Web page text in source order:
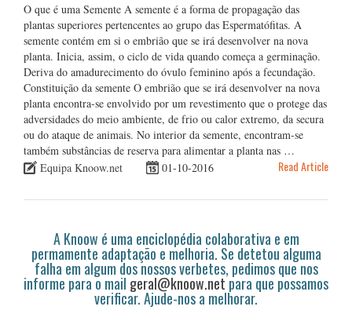
O que é uma Semente A semente é a forma de propagação das
plantas superiores pertencentes ao grupo das Espermatófitas. A
semente contém em si o embrião que se irá desenvolver na nova
planta. Inicia, assim, o ciclo de vida quando começa a germinação.
Deriva do amadurecimento do óvulo feminino após a fecundação.
Constituição da semente O embrião que se irá desenvolver na nova
planta encontra-se envolvido por um revestimento que o protege das
adversidades do meio ambiente, de frio ou calor extremo, da secura
ou do ataque de animais. No interior da semente, encontram-se
também substâncias de reserva para alimentar a planta nas …
Equipa Knoow.net
01-10-2016 Read Article
A Knoow é uma enciclopédia colaborativa e em
permamente adaptação e melhoria. Se detetou alguma
falha em algum dos nossos verbetes, pedimos que nos
informe para o mail geral@knoow.netpara que possamos
verificar. Ajude-nos a melhorar.